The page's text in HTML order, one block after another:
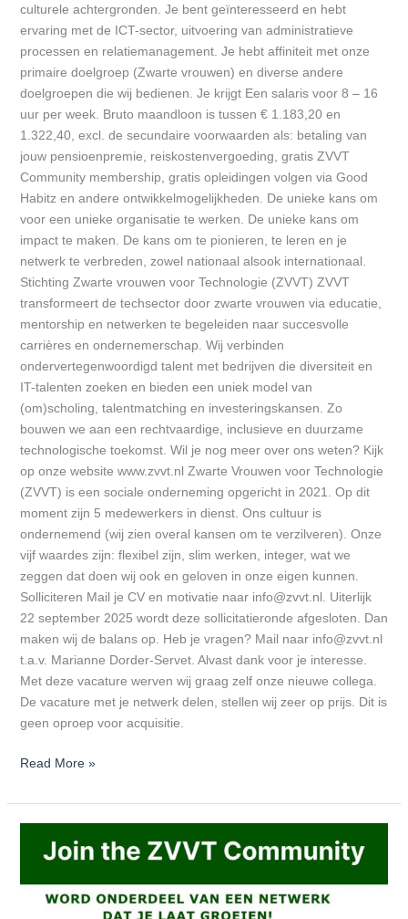
culturele achtergronden. Je bent geïnteresseerd en hebt
ervaring met de ICT-sector, uitvoering van administratieve
processen en relatiemanagement. Je hebt affiniteit met onze
primaire doelgroep (Zwarte vrouwen) en diverse andere
doelgroepen die wij bedienen. Je krijgt Een salaris voor 8 – 16
uur per week. Bruto maandloon is tussen € 1.183,20 en
1.322,40, excl. de secundaire voorwaarden als: betaling van
jouw pensioenpremie, reiskostenvergoeding, gratis ZVVT
Community membership, gratis opleidingen volgen via Good
Habitz en andere ontwikkelmogelijkheden. De unieke kans om
voor een unieke organisatie te werken. De unieke kans om
impact te maken. De kans om te pionieren, te leren en je
netwerk te verbreden, zowel nationaal alsook internationaal.
Stichting Zwarte vrouwen voor Technologie (ZVVT) ZVVT
transformeert de techsector door zwarte vrouwen via educatie,
mentorship en netwerken te begeleiden naar succesvolle
carrières en ondernemerschap. Wij verbinden
ondervertegenwoordigd talent met bedrijven die diversiteit en
IT-talenten zoeken en bieden een uniek model van
(om)scholing, talentmatching en investeringskansen. Zo
bouwen we aan een rechtvaardige, inclusieve en duurzame
technologische toekomst. Wil je nog meer over ons weten? Kijk
op onze website www.zvvt.nl Zwarte Vrouwen voor Technologie
(ZVVT) is een sociale onderneming opgericht in 2021. Op dit
moment zijn 5 medewerkers in dienst. Ons cultuur is
ondernemend (wij zien overal kansen om te verzilveren). Onze
vijf waardes zijn: flexibel zijn, slim werken, integer, wat we
zeggen dat doen wij ook en geloven in onze eigen kunnen.
Solliciteren Mail je CV en motivatie naar info@zvvt.nl. Uiterlijk
22 september 2025 wordt deze sollicitatieronde afgesloten. Dan
maken wij de balans op. Heb je vragen? Mail naar info@zvvt.nl
t.a.v. Marianne Dorder-Servet. Alvast dank voor je interesse.
Met deze vacature werven wij graag zelf onze nieuwe collega.
De vacature met je netwerk delen, stellen wij zeer op prijs. Dit is
geen oproep voor acquisitie.
Read More »
Techsector